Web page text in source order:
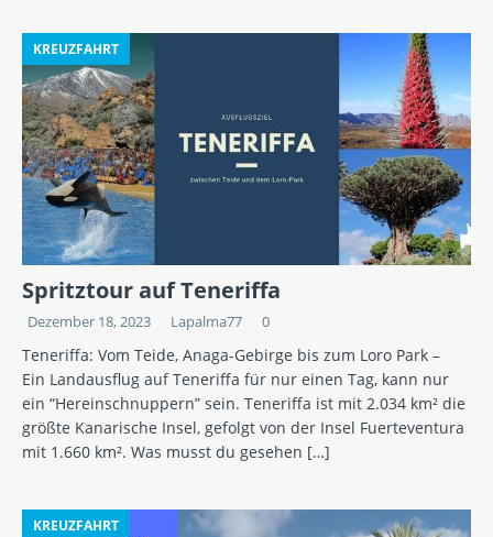
KREUZFAHRT
Spritztour auf Teneriffa
Dezember 18, 2023 Lapalma77 0
Teneriffa: Vom Teide, Anaga-Gebirge bis zum Loro Park –
Ein Landausflug auf Teneriffa für nur einen Tag, kann nur
ein “Hereinschnuppern” sein. Teneriffa ist mit 2.034 km² die
größte Kanarische Insel, gefolgt von der Insel Fuerteventura
mit 1.660 km². Was musst du gesehen […]
KREUZFAHRT